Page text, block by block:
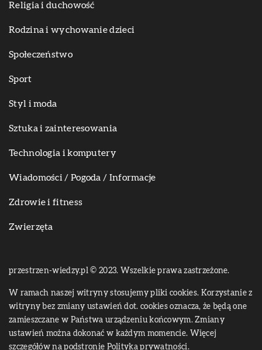
Religia i duchowość
Rodzina i wychowanie dzieci
Społeczeństwo
Sport
Styl i moda
Sztuka i zainteresowania
Technologia i komputery
Wiadomości / Pogoda / Informacje
Zdrowie i fitness
Zwierzęta
przestrzen-wiedzy.pl © 2023. Wszelkie prawa zastrzeżone.
W ramach naszej witryny stosujemy pliki cookies. Korzystanie z
witryny bez zmiany ustawień dot. cookies oznacza, że będą one
zamieszczane w Państwa urządzeniu końcowym. Zmiany
ustawień można dokonać w każdym momencie. Więcej
szczegółów na podstronie Polityka prywatności.